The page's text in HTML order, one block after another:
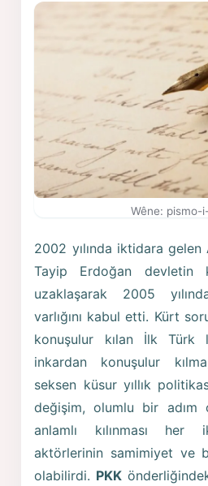
Wêne: pismo-
2002 yılında iktidara
Tayip Erdoğan devletin
uzaklaşarak 2005
varlığını kabul etti. Kürt
konuşulur kılan İlk
inkardan konuşulur
seksen küsur yıllık
değişim, olumlu bir adım
anlamlı kılınması
aktörlerinin samimiyet ve
olabilirdi. PKK